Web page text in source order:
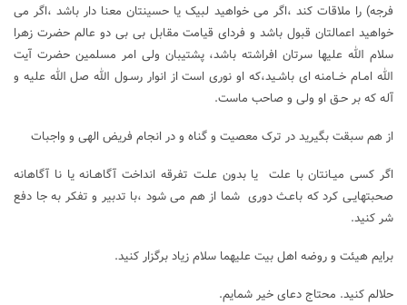
فرجه) را ملاقات کند ،اگر می خواهید لبیک یا حسینتان معنا دار باشد ،اگر می
خواهید اعمالتان قبول باشد و فردای قیامت مقابل بی بی دو عالم حضرت زهرا
سلام الله علیها سرتان افراشته باشد، پشتیبان ولی امر مسلمین حضرت آیت
الله امـام خــامنه ای باشـید،که او نوری است از انوار رسـول الله صل الله علیه و
آله که بر حـق او ولی و صاحب ماست.
از هم سبقت بگیرید در ترک معصیت و گناه و در انجام فریض الهی و واجبات
اگر کسی میـانتان با علت یا بدون علـت تفرقه انداخت آگاهـانه یا نا آگاهانه
صحبتهایـی کرد که باعـث دوری شما از هم می شود ،با تدبیر و تفکر به جا دفع
شر کنید.
برایم هیئت و روضه اهل بیت علیهما سلام زیاد برگزار کنید.
حلالم کنید. محتاج دعای خیر شمایم.